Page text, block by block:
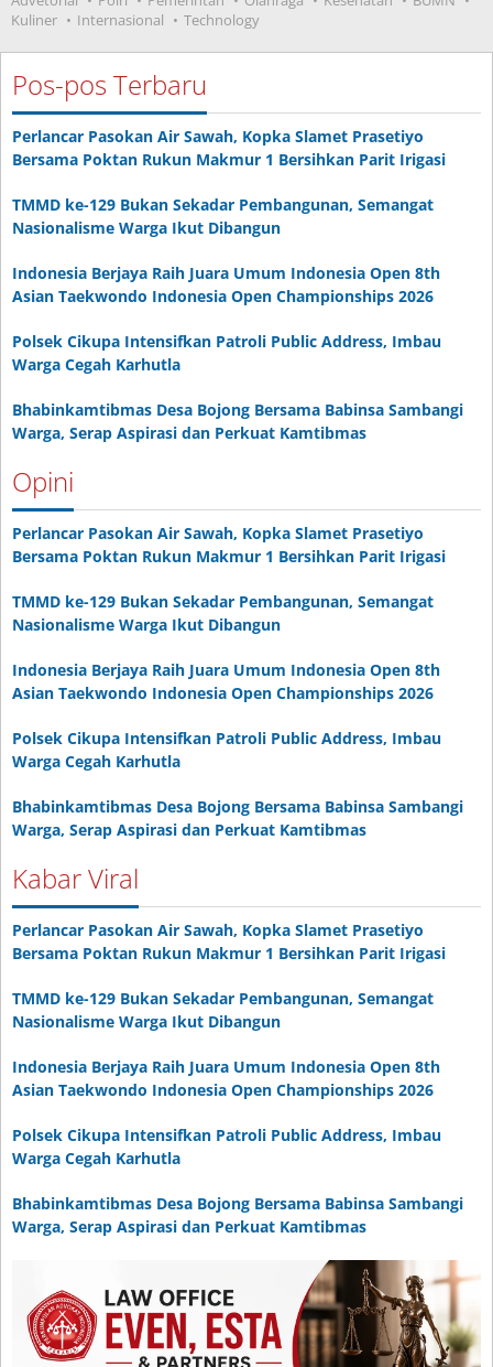
Kuliner
Internasional Technology
Pos-pos Terbaru
Perlancar Pasokan Air Sawah, Kopka Slamet Prasetiyo
Bersama Poktan Rukun Makmur 1 Bersihkan Parit Irigasi
TMMD ke-129 Bukan Sekadar Pembangunan, Semangat
Nasionalisme Warga Ikut Dibangun
Indonesia Berjaya Raih Juara Umum Indonesia Open 8th
Asian Taekwondo Indonesia Open Championships 2026
Polsek Cikupa Intensifkan Patroli Public Address, Imbau
Warga Cegah Karhutla
Bhabinkamtibmas Desa Bojong Bersama Babinsa Sambangi
Warga, Serap Aspirasi dan Perkuat Kamtibmas
Opini
Perlancar Pasokan Air Sawah, Kopka Slamet Prasetiyo
Bersama Poktan Rukun Makmur 1 Bersihkan Parit Irigasi
TMMD ke-129 Bukan Sekadar Pembangunan, Semangat
Nasionalisme Warga Ikut Dibangun
Indonesia Berjaya Raih Juara Umum Indonesia Open 8th
Asian Taekwondo Indonesia Open Championships 2026
Polsek Cikupa Intensifkan Patroli Public Address, Imbau
Warga Cegah Karhutla
Bhabinkamtibmas Desa Bojong Bersama Babinsa Sambangi
Warga, Serap Aspirasi dan Perkuat Kamtibmas
Kabar Viral
Perlancar Pasokan Air Sawah, Kopka Slamet Prasetiyo
Bersama Poktan Rukun Makmur 1 Bersihkan Parit Irigasi
TMMD ke-129 Bukan Sekadar Pembangunan, Semangat
Nasionalisme Warga Ikut Dibangun
Indonesia Berjaya Raih Juara Umum Indonesia Open 8th
Asian Taekwondo Indonesia Open Championships 2026
Polsek Cikupa Intensifkan Patroli Public Address, Imbau
Warga Cegah Karhutla
Bhabinkamtibmas Desa Bojong Bersama Babinsa Sambangi
Warga, Serap Aspirasi dan Perkuat Kamtibmas